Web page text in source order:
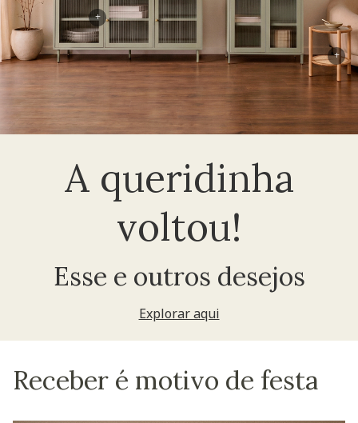
A queridinha
voltou!
Esse e outros desejos
Explorar aqui
+
+
Receber é motivo de festa